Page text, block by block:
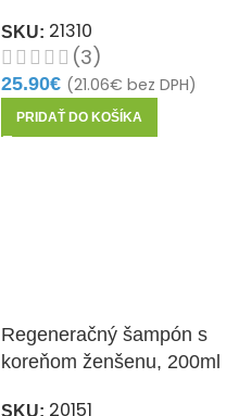
SKU: 21310
(3)
25.90€ (21.06€ bez DPH)
PRIDAŤ DO KOŠÍKA
Regeneračný šampón s
koreňom ženšenu, 200ml
SKU: 20151